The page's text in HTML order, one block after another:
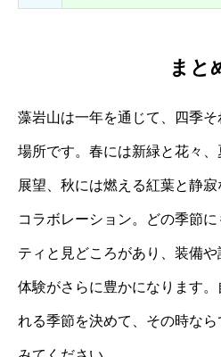
まと
藻岩山は一年を通じて、四季
場所です。春には新緑と花々
展望、秋には燃える紅葉と静
コラボレーション。どの季節
ティと見どころがあり、装備
体験がさらに豊かになります
れる季節を決めて、その時な